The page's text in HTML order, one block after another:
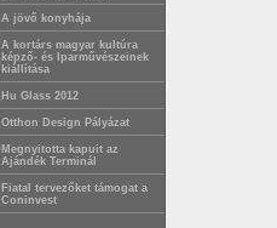
A jövő konyhája
A kortárs magyar kultúra
képző- és Iparművészeinek
kiállítása
Hu Glass 2012
Otthon Design Pályázat
Megnyitotta kapuit az
Ajándék Terminál
Fiatal tervezőket támogat a
Coninvest